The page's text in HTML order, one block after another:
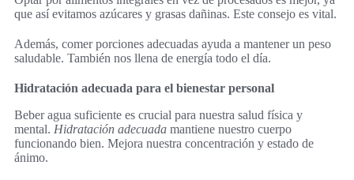
que así evitamos azúcares y grasas dañinas. Este consejo es vital.
Además, comer porciones adecuadas ayuda a mantener un peso
saludable. También nos llena de energía todo el día.
Hidratación adecuada para el bienestar personal
Beber agua suficiente es crucial para nuestra salud física y
mental. Hidratación adecuada mantiene nuestro cuerpo
funcionando bien. Mejora nuestra concentración y estado de
ánimo.